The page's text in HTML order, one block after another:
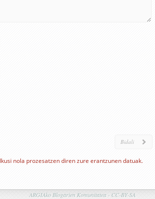
Ikusi nola prozesatzen diren zure erantzunen datuak.
ARGIAko Blogarien Komunitatea - CC-BY-SA